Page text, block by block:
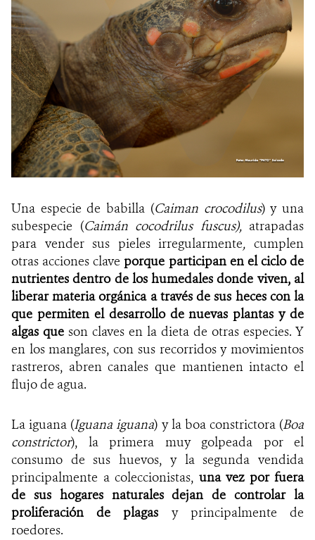
Una especie de babilla (Caiman crocodilus) y una
subespecie (Caimán cocodrilus fuscus), atrapadas
para vender sus pieles irregularmente,cumplen
otras acciones claveporque participan en el ciclo de
nutrientes dentro de los humedales donde viven, al
liberar materia orgánica a través de sus heces con la
que permiten el desarrollo de nuevas plantas y de
algas que son claves en la dieta de otras especies. Y
en los manglares, con sus recorridos y movimientos
rastreros, abren canales que mantienen intacto el
flujo de agua.
La iguana (Iguana iguana) y la boa constrictora (Boa
constrictor), la primera muy golpeada por el
consumo de sus huevos, y la segunda vendida
principalmente a coleccionistas, una vez por fuera
de sus hogares naturales dejan decontrolar la
proliferación de plagas y principalmente de
roedores.